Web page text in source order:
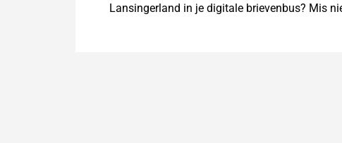
Lansingerland in je digitale brievenbus? Mis